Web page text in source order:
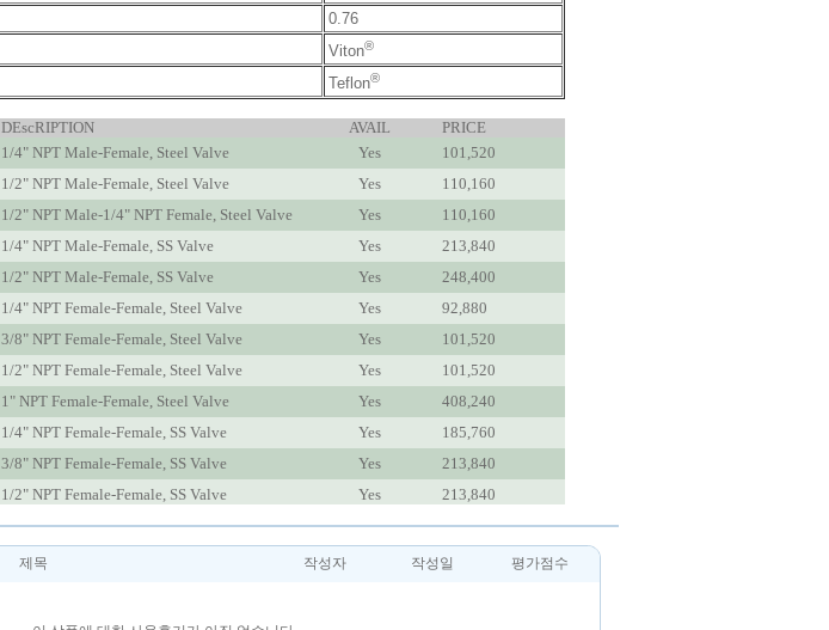
0.76
Viton®
Teflon®
DEscRIPTION AVAIL
PRICE
1/4" NPT Male-Female, Steel Valve Yes
101,520
1/2" NPT Male-Female, Steel Valve Yes
110,160
1/2" NPT Male-1/4" NPT Female, Steel Valve Yes
110,160
1/4" NPT Male-Female, SS Valve Yes
213,840
1/2" NPT Male-Female, SS Valve Yes
248,400
1/4" NPT Female-Female, Steel Valve Yes
92,880
3/8" NPT Female-Female, Steel Valve Yes
101,520
1/2" NPT Female-Female, Steel Valve Yes
101,520
1" NPT Female-Female, Steel Valve Yes
408,240
1/4" NPT Female-Female, SS Valve Yes
185,760
3/8" NPT Female-Female, SS Valve Yes
213,840
1/2" NPT Female-Female, SS Valve Yes 213,840
제목 작성자 작성일 평가점수